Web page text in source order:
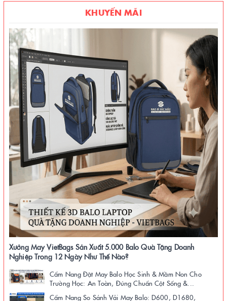
KHUYẾN MÃI
Xưởng May VietBags Sản Xuất 5.000 Balo Quà Tặng Doanh
Nghiệp Trong 12 Ngày Như Thế Nào?
Cẩm Nang Đặt May Balo Học Sinh & Mầm Non Cho
Trường Học: An Toàn, Đúng Chuẩn Cột Sống &...
Cẩm Nang So Sánh Vải May Balo: D600, D1680,